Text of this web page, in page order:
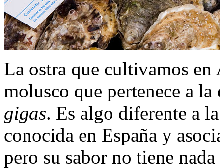
La ostra que cultivamos
molusco que pertenece a
gigas. Es algo diferente a
conocida en España y
pero su sabor no tiene